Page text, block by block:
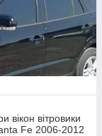
вікон вітровики
Fe 2006-2012